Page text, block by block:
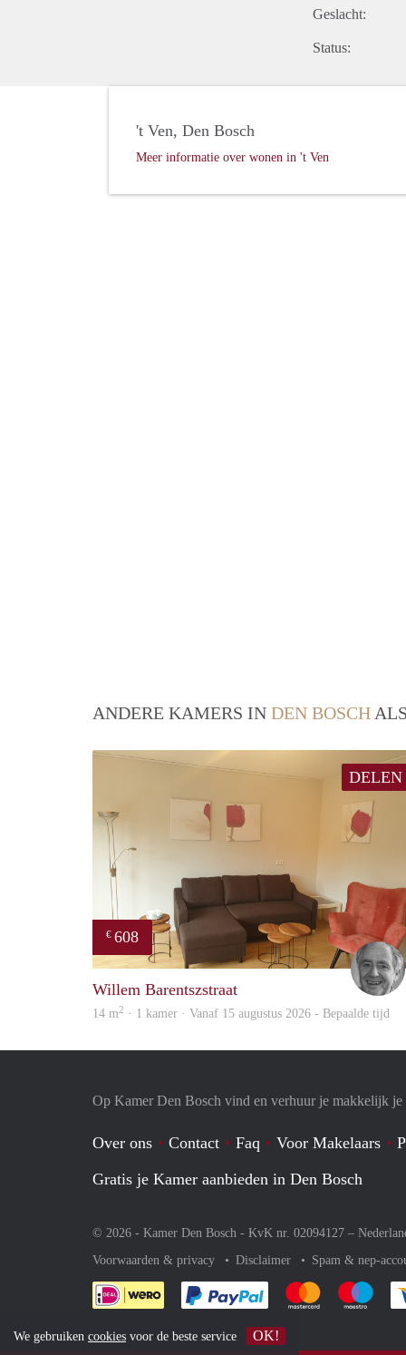
Geslacht:
Status:
't Ven, Den Bosch
Meer informatie over wonen in 't Ven
ANDERE KAMERS IN DEN BOSCH
DELEN
€ 608
Willem Barentszstraat
14 m2 · 1 kamer · Vanaf 15 augustus 2026 - Bepaalde tijd
Op Kamer Den Bosch vind en verhuur je makkelijk je
Over ons Contact Faq Voor Makelaars
Gratis je Kamer aanbieden in Den Bosch
© 2026 - Kamer Den Bosch - KvK nr. 02094127 –
Voorwaarden & privacy
Disclaimer Spam & nep-
Je rekent gemakkelijk af
Je rekent Je
We gebruiken cookies voor de beste service OK!